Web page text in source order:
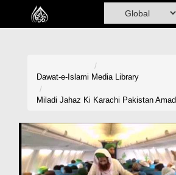
Home
Volunteer Portal
Rohani Ilaj
Dawat-e-Islami Media Library
Miladi Jahaz Ki Karachi Pakistan Amad